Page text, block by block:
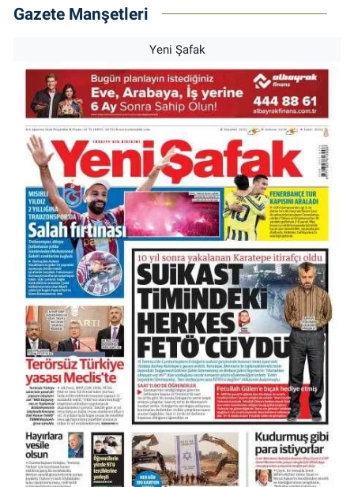
Gazete Manşetleri
Yeni Şafak